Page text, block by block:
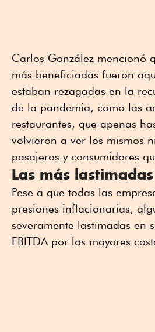
Carlos González mencionó
más beneficiadas fueron
estaban rezagadas en la
de la pandemia, como las
restaurantes, que apenas
volvieron a ver los mismos
pasajeros y consumidores
Las más lastimadas
Pese a que todas las
presiones inflacionarias,
severamente lastimadas en
EBITDA por los mayores